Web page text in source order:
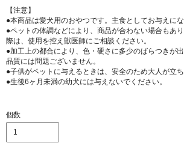
【注意】
●本商品は愛犬用のおやつです。主食としてお与えにな
●ペットの体調などにより、商品が合わない場合もあ
際は、使用を控え獣医師にご相談ください。
●加工上の都合により、色・硬さに多少のばらつきが
品質には問題ございません。
●子供がペットに与えるときは、安全のため大人が立ち
●生後6ヶ月未満の幼犬には与えないでください。
個数